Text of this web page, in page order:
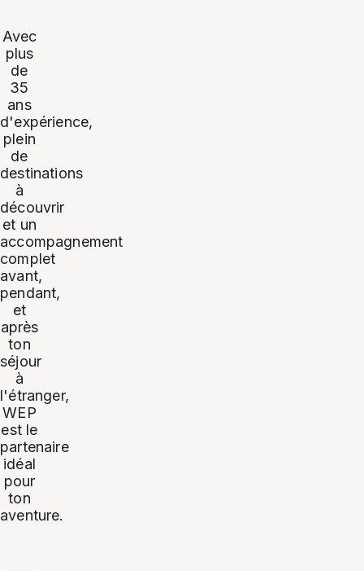
Avec
plus
de
35
ans
d'expérience,
plein
de
destinations
à
découvrir
et un
accompagnement
complet
avant,
pendant,
et
après
ton
séjour
à
l'étranger,
WEP
est le
partenaire
idéal
pour
ton
aventure.